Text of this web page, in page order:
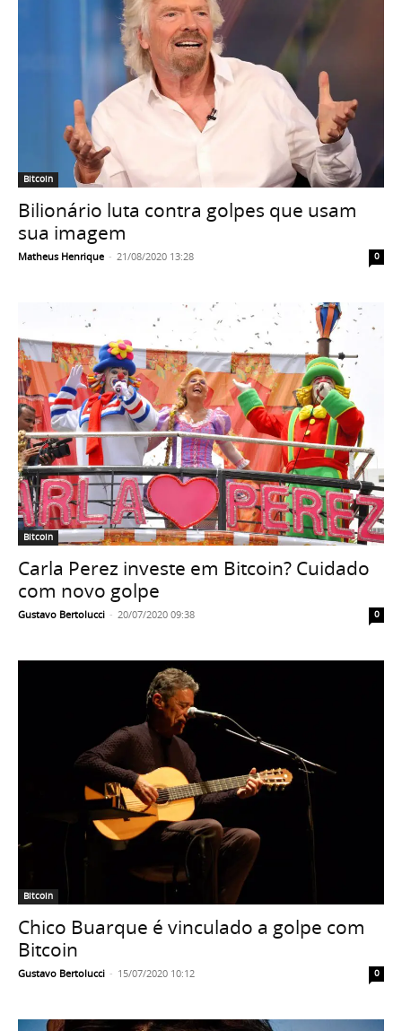
Bitcoin
Bilionário luta contra golpes que usam
sua imagem
Matheus Henrique - 21/08/2020 13:28 0
Bitcoin
Carla Perez investe em Bitcoin? Cuidado
com novo golpe
Gustavo Bertolucci - 20/07/2020 09:38 0
Bitcoin
Chico Buarque é vinculado a golpe com
Bitcoin
Gustavo Bertolucci - 15/07/2020 10:12 0